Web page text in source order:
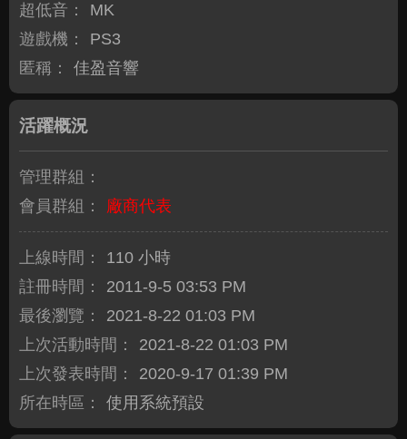
超低音：
MK
遊戲機：
PS3
匿稱：
佳盈音響
活躍概況
管理群組：
會員群組：
廠商代表
上線時間：
110 小時
註冊時間：
2011-9-5 03:53 PM
最後瀏覽：
2021-8-22 01:03 PM
上次活動時間：
2021-8-22 01:03 PM
上次發表時間：
2020-9-17 01:39 PM
所在時區：
使用系統預設